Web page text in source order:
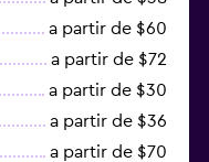
a partir de $60
a partir de $72
a partir de $30
a partir de $36
a partir de $70